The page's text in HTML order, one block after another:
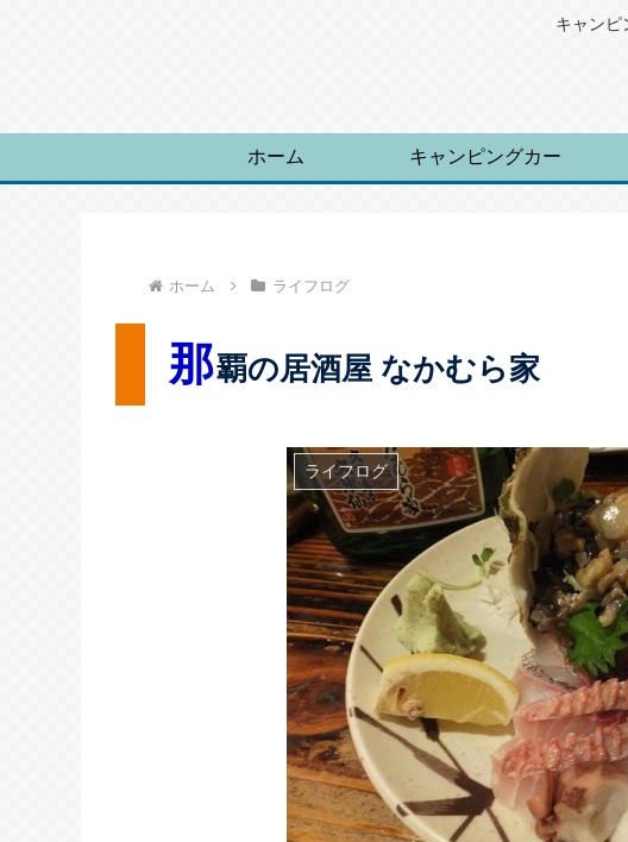
キャン
ホーム キャンピングカー
ホーム ライフログ
那覇の居酒屋 なかむら家
ライフログ